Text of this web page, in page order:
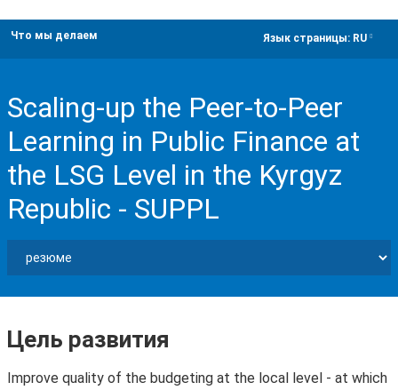
Что мы делаем Язык страницы: RU
Scaling-up the Peer-to-Peer
Learning in Public Finance at
the LSG Level in the Kyrgyz
Republic - SUPPL
Цель развития
Improve quality of the budgeting at the local level - at which